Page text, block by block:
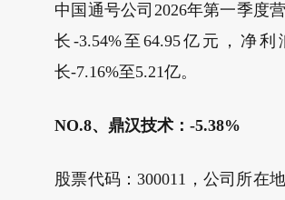
中国通号公司2026年第一季度
长-3.54%至64.95亿元，净利
长-7.16%至5.21亿。
NO.8、鼎汉技术：-5.38%
股票代码：300011，公司所在